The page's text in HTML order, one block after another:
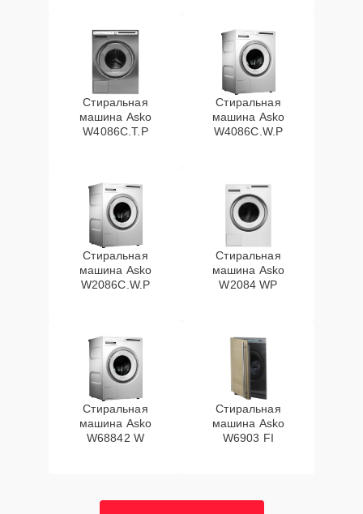
Стиральная
машина Asko
W4086C.T.P
Стиральная
машина Asko
W4086C.W.P
Стиральная
машина Asko
W2086C.W.P
Стиральная
машина Asko
W2084 WP
Стиральная
машина Asko
W68842 W
Стиральная
машина Asko
W6903 FI